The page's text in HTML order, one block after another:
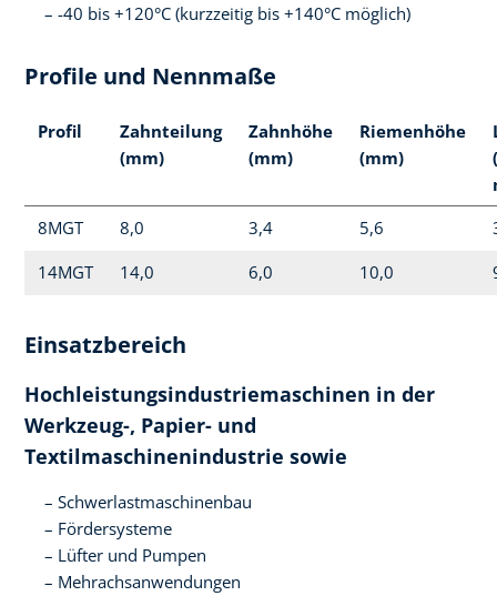
-40 bis +120°C (kurzzeitig bis +140°C möglich)
Profile und Nennmaße
Profil
Zahnteilung
(mm)
Zahnhöhe
(mm)
Riemenhöhe
(mm)
8MGT
8,0 3,4 5,6
14MGT
14,0 6,0 10,0
Einsatzbereich
Hochleistungsindustriemaschinen in der
Werkzeug-, Papier- und
Textilmaschinenindustrie sowie
Schwerlastmaschinenbau
Fördersysteme
Lüfter und Pumpen
Mehrachsanwendungen